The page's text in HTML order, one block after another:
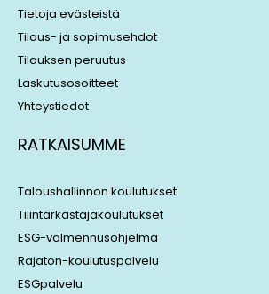
Tietoja evästeistä
Tilaus- ja sopimusehdot
Tilauksen peruutus
Laskutusosoitteet
Yhteystiedot
RATKAISUMME
Taloushallinnon koulutukset
Tilintarkastajakoulutukset
ESG-valmennusohjelma
Rajaton-koulutuspalvelu
ESGpalvelu